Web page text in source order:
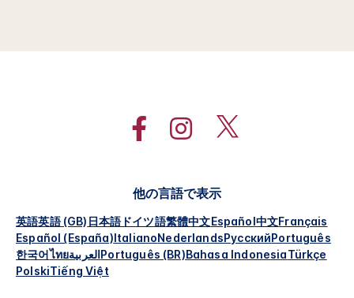
他の言語で表示
英語英語 (GB) 日本語 ドイツ語繁體中文Español中文Français
Español (España)ItalianoNederlandsРусскийPortuguês
한국어ไทยالعربيةPortuguês (BR)Bahasa IndonesiaTürkçe
PolskiTiếng Việt